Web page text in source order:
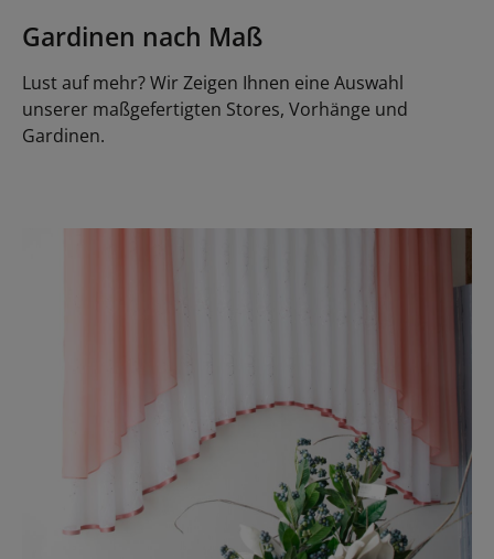
Gardinen nach Maß
Lust auf mehr? Wir Zeigen Ihnen eine Auswahl
unserer maßgefertigten Stores, Vorhänge und
Gardinen.